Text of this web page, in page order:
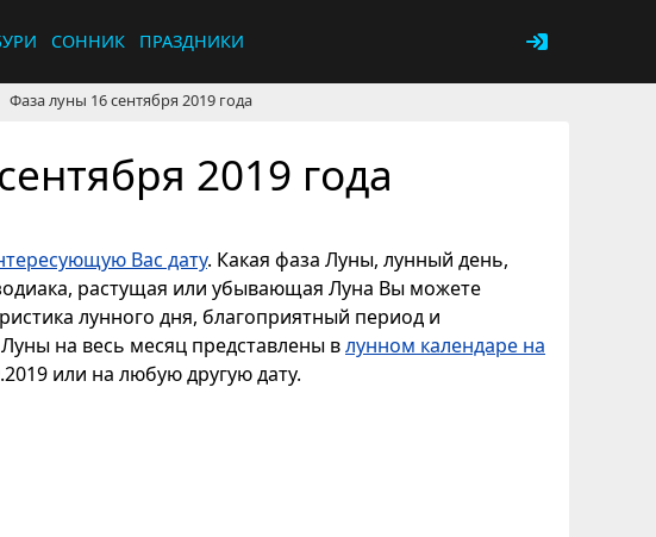
СОННИК ПРАЗДНИКИ
Фаза луны 16 сентября 2019 года
2019 года
Вас дату. Какая фаза Луны, лунный день,
растущая или убывающая Луна Вы можете
лунного дня, благоприятный период и
на весь месяц представлены влунном календаре на
или на любую другую дату.